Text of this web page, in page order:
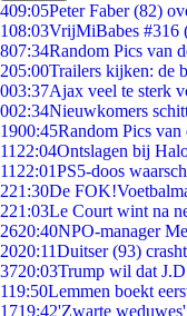
409:05Peter Faber (82)
108:03VrijMiBabes #316
807:34Random Pics van
205:00Trailers kijken: de
003:37Ajax veel te sterk
002:34Nieuwkomers
1900:45Random Pics
11 22:04Ontslagen bij
11 22:01PS5-doos
221:30De
221:03Le Court wint na
2620:40NPO-manager
2020:11Duitser (93)
3720:03Trump wil dat
119:50Lemmen boekt
1719:42'Zwarte